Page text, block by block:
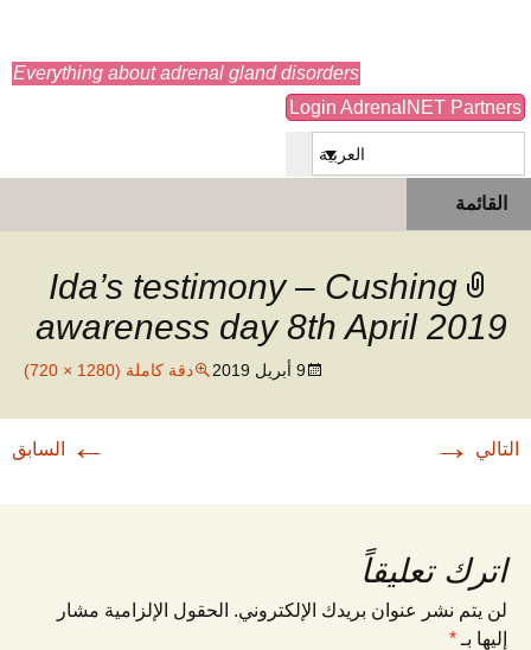
Everything about adrenal gland disorders
Login AdrenalNET Partners
العربية
القائمة
البحث
Ida’s testimony – Cushing
awareness day 8th April 2019
9 أبريل 2019 دقة كاملة (1280 × 720)
← السابق التالي →
اترك تعليقاً
لن يتم نشر عنوان بريدك الإلكتروني. الحقول الإلزامية مشار
إليها بـ *